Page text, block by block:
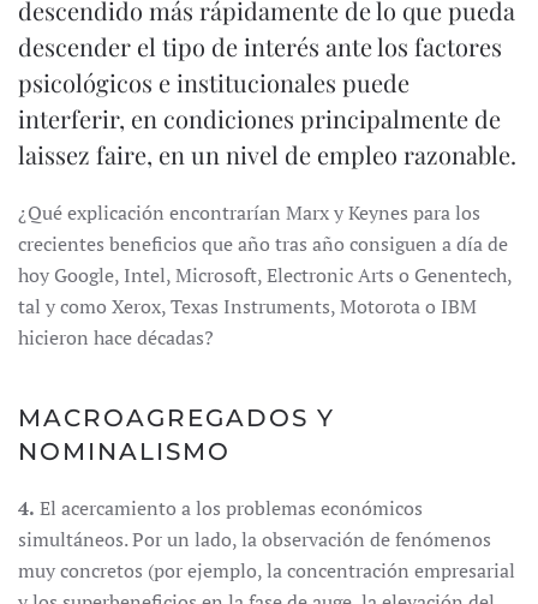
descendido más rápidamente de lo que pueda
descender el tipo de interés ante los factores
psicológicos e institucionales puede
interferir, en condiciones principalmente de
laissez faire, en un nivel de empleo razonable.
¿Qué explicación encontrarían Marx y Keynes para los
crecientes beneficios que año tras año consiguen a día de
hoy Google, Intel, Microsoft, Electronic Arts o Genentech,
tal y como Xerox, Texas Instruments, Motorota o IBM
hicieron hace décadas?
MACROAGREGADOS Y
NOMINALISMO
4. El acercamiento a los problemas económicos
simultáneos. Por un lado, la observación de fenómenos
muy concretos (por ejemplo, la concentración empresarial